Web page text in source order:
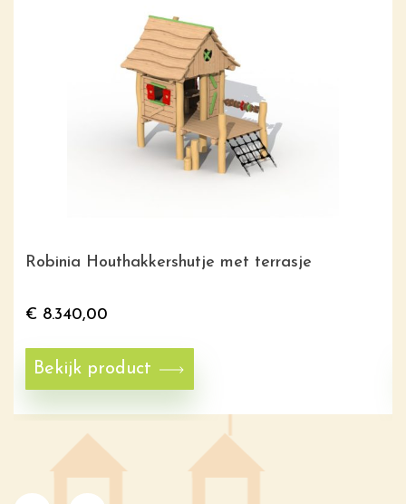
Robinia Houthakkershutje met terrasje
€ 8.340,00
Bekijk product